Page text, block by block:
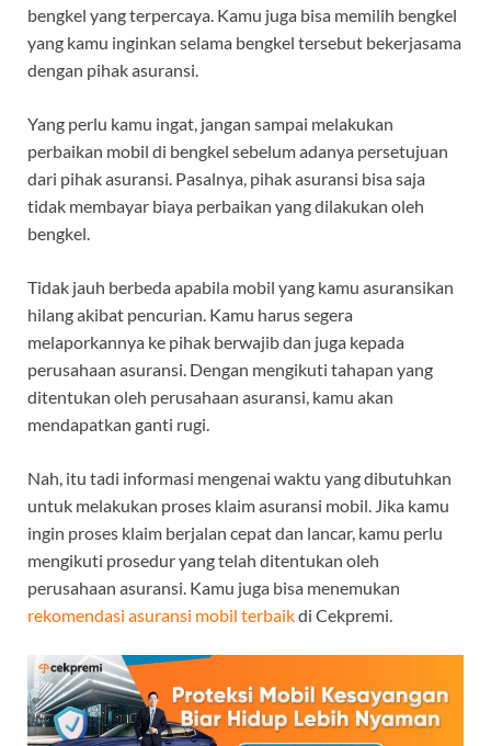
bengkel yang terpercaya. Kamu juga bisa memilih bengkel
yang kamu inginkan selama bengkel tersebut bekerjasama
dengan pihak asuransi.
Yang perlu kamu ingat, jangan sampai melakukan
perbaikan mobil di bengkel sebelum adanya persetujuan
dari pihak asuransi. Pasalnya, pihak asuransi bisa saja
tidak membayar biaya perbaikan yang dilakukan oleh
bengkel.
Tidak jauh berbeda apabila mobil yang kamu asuransikan
hilang akibat pencurian. Kamu harus segera
melaporkannya ke pihak berwajib dan juga kepada
perusahaan asuransi. Dengan mengikuti tahapan yang
ditentukan oleh perusahaan asuransi, kamu akan
mendapatkan ganti rugi.
Nah, itu tadi informasi mengenai waktu yang dibutuhkan
untuk melakukan proses klaim asuransi mobil. Jika kamu
ingin proses klaim berjalan cepat dan lancar, kamu perlu
mengikuti prosedur yang telah ditentukan oleh
perusahaan asuransi. Kamu juga bisa menemukan
rekomendasi asuransi mobil terbaikdi Cekpremi.